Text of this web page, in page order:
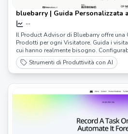
bluebarry | Guida Personalizzata
Visitatore
--
Il Product Advisor di Bluebarry offre una
Prodotti per ogni Visitatore. Guida i
cui hanno realmente bisogno.
Strumenti di Produttività con AI